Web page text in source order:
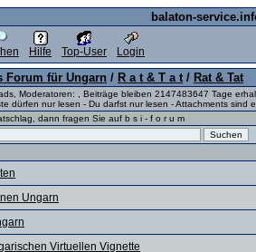
balaton-
Hilfe Top-User Login
Forum für Ungarn / R a t & T a t / Rat & Tat
Moderatoren: , Beiträge bleiben 2147483647 Tage
dürfen nur lesen - Du darfst nur lesen - Attachments sind
dann fragen Sie auf b s i - f o r u m
Ungarn
Virtuellen Vignette